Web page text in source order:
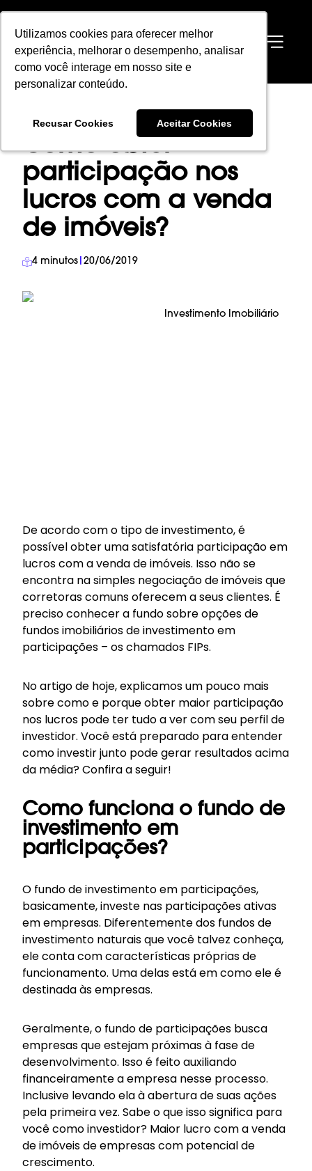
Utilizamos cookies para oferecer melhor
experiência, melhorar o desempenho, analisar
como você interage em nosso site e
personalizar conteúdo.
Recusar Cookies Aceitar Cookies
Utilizamos cookies para oferecer melhor
experiência, melhorar o desempenho, analisar
como você interage em nosso site e
personalizar conteúdo.
Recusar Cookies Aceitar Cookies
EN
INVESTIMENTO IMOBILIÁRIO
→
COMO OBTER PARTICIPAÇÃO NOS LUCROS COM A VENDA DE IMÓVEIS?
Como obter
participação nos
lucros com a venda
de imóveis?
4 minutos 20/06/2019
Investimento Imobiliário
De acordo com o tipo de investimento, é
possível obter uma satisfatória participação em
lucros com a venda de imóveis. Isso não se
encontra na simples negociação de imóveis que
corretoras comuns oferecem a seus clientes. É
preciso conhecer a fundo sobre opções de
fundos imobiliários de investimento em
participações – os chamados FIPs.
No artigo de hoje, explicamos um pouco mais
sobre como e porque obter maior participação
nos lucros pode ter tudo a ver com seu perfil de
investidor. Você está preparado para entender
como investir junto pode gerar resultados acima
da média? Confira a seguir!
Como funciona o fundo de
investimento em
participações?
O fundo de investimento em participações,
basicamente, investe nas participações ativas
em empresas. Diferentemente dos fundos de
investimento naturais que você talvez conheça,
ele conta com características próprias de
funcionamento. Uma delas está em como ele é
destinada às empresas.
Geralmente, o fundo de participações busca
empresas que estejam próximas à fase de
desenvolvimento. Isso é feito auxiliando
financeiramente a empresa nesse processo.
Inclusive levando ela à abertura de suas ações
pela primeira vez. Sabe o que isso significa para
você como investidor? Maior lucro com a venda
de imóveis de empresas com potencial de
crescimento.